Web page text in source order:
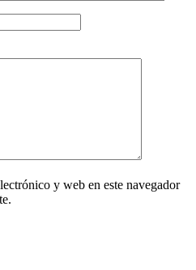
y web en este navegador